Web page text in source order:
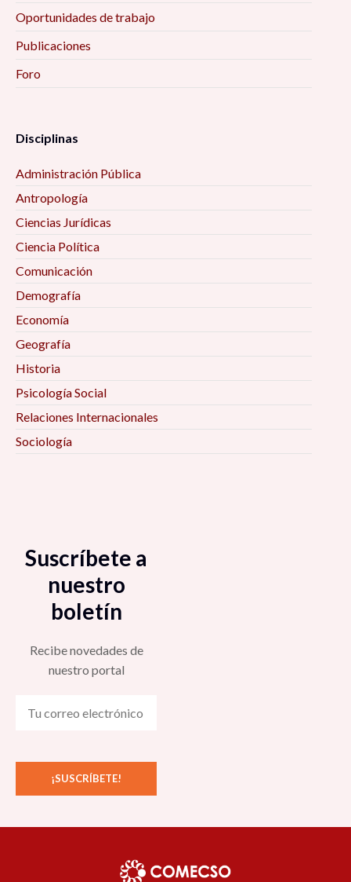
Oportunidades de trabajo
Publicaciones
Foro
Disciplinas
Administración Pública
Antropología
Ciencias Jurídicas
Ciencia Política
Comunicación
Demografía
Economía
Geografía
Historia
Psicología Social
Relaciones Internacionales
Sociología
Suscríbete a
nuestro
boletín
Recibe novedades de
nuestro portal